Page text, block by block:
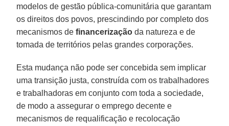
modelos de gestão pública-comunitária que garantam
os direitos dos povos, prescindindo por completo dos
mecanismos definancerização da natureza e de
tomada de territórios pelas grandes corporações.
Esta mudança não pode ser concebida sem implicar
uma transição justa, construída com os trabalhadores
e trabalhadoras em conjunto com toda a sociedade,
de modo a assegurar o emprego decente e
mecanismos de requalificação e recolocação